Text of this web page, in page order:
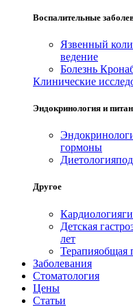
Воспалительные
Язвенный
ведение
Болезнь Крона
Клинические
Эндокринология и
гормоны
Диетология
Другое
Кардиология
Детская
лет
Терапияобщая
Заболевания
Стоматология
Цены
Статьи